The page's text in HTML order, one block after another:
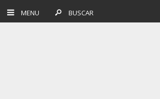
MENU BUSCAR